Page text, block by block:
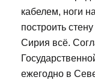
кабелем, ноги
построить
Сирия всё.
ежегодно в